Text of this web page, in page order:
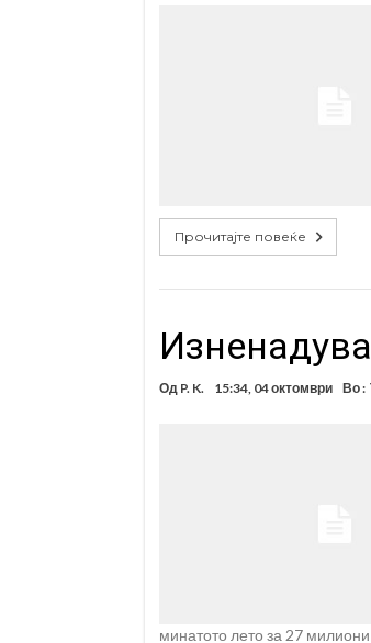
Прочитајте повеќе
Од P. K. 15:34, 04 октомври Во :
минатото лето за 27